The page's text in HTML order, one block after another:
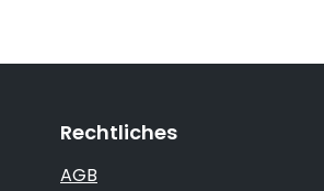
Rechtliches
AGB